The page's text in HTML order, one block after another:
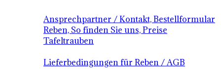
Ansprechpartner / Kontakt, Bestellformular
Reben, So finden Sie uns, Preise
Tafeltrauben
Lieferbedingungen für Reben / AGB